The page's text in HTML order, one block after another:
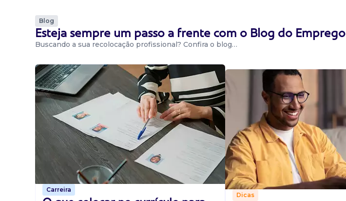
Blog
Esteja sempre um passo a frente com o Blog do Emprego
Buscando a sua recolocação profissional? Confira o blog…
Carreira
Dicas